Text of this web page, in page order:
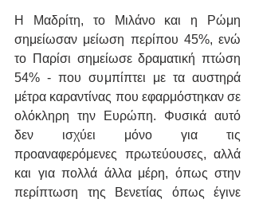
Η Μαδρίτη, το Μιλάνο και η Ρώμη
σημείωσαν μείωση περίπου 45%, ενώ
το Παρίσι σημείωσε δραματική πτώση
54% - που συμπίπτει με τα αυστηρά
μέτρα καραντίνας που εφαρμόστηκαν σε
ολόκληρη την Ευρώπη. Φυσικά αυτό
δεν ισχύει μόνο για τις
προαναφερόμενες πρωτεύουσες, αλλά
και για πολλά άλλα μέρη, όπως στην
περίπτωση της Βενετίας όπως έγινε